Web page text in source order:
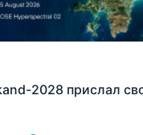
2028 прислал